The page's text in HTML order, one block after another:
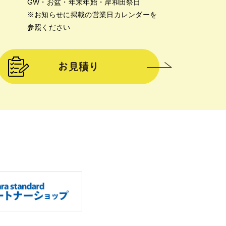
GW・お盆・年末年始・岸和田祭日
※お知らせに掲載の営業日カレンダーを
参照ください
お見積り